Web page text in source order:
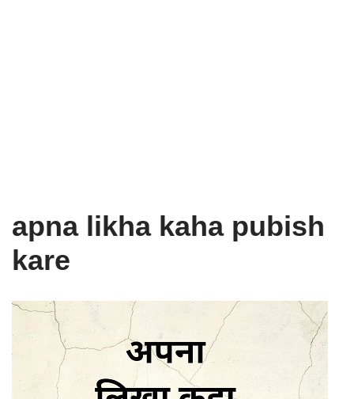
apna likha kaha pubish
kare